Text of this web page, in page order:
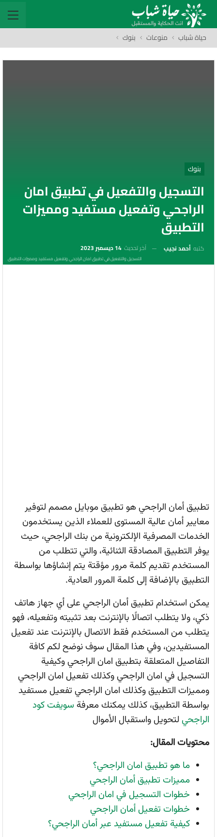
حياة شباب منوعات بنوك
بنوك
التسجيل والتفعيل في تطبيق امان
الراجحي وتفعيل مستفيد ومميزات
التطبيق
كتبه أحمد نجيب آخر تحديث 14 ديسمبر 2023
التسجيل والتفعيل في تطبيق امان الراجحي وتفعيل مستفيد ومميزات التطبيق
تطبيق أمان الراجحي هو تطبيق موبايل مصمم لتوفير
معايير أمان عالية المستوى للعملاء الذين يستخدمون
الخدمات المصرفية الإلكترونية من بنك الراجحي، حيث
يوفر التطبيق المصادقة الثنائية، والتي تتطلب من
المستخدم تقديم كلمة مرور مؤقتة يتم إنشاؤها بواسطة
التطبيق بالإضافة إلى كلمة المرور العادية.
يمكن استخدام تطبيق أمان الراجحي على أي جهاز هاتف
ذكي، ولا يتطلب اتصالًا بالإنترنت بعد تثبيته وتفعيله، فهو
يتطلب من المستخدم فقط الاتصال بالإنترنت عند تفعيل
المستفيدين، وفي هذا المقال سوف نوضح لكم كافة
التفاصيل المتعلقة بتطبيق امان الراجحي وكيفية
التسجيل في امان الراجحي وكذلك تفعيل امان الراجحي
ومميزات التطبيق وكذلك امان الراجحي تفعيل مستفيد
بواسطة التطبيق، كذلك يمكنك معرفة سويفت كود
الراجحي لتحويل واستقبال الأموال
محتويات المقال:
ما هو تطبيق امان الراجحي؟
مميزات تطبيق أمان الراجحي
خطوات التسجيل في امان الراجحي
خطوات تفعيل أمان الراجحي
كيفية تفعيل مستفيد عبر أمان الراجحي؟